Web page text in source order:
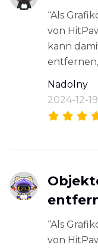
“Als
von
kann
entfernen,
Nadolny
2024-12-19
“Als
von